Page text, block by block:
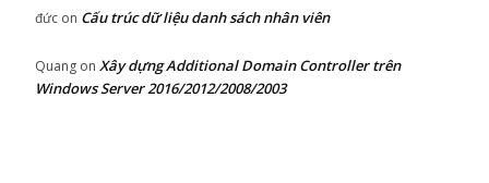
đức on Cấu trúc dữ liệu danh sách nhân viên
Quang on Xây dựng Additional Domain Controller trên
Windows Server 2016/2012/2008/2003